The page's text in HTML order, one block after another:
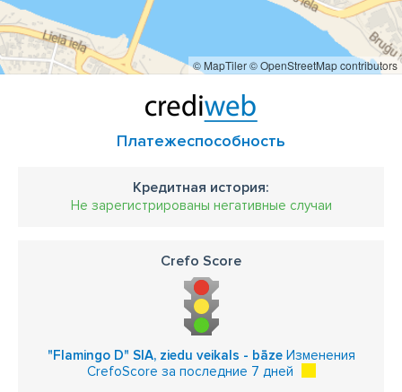
© MapTiler© OpenStreetMap contributors
Платежеспособность
Кредитная история:
Не зарегистрированы негативные случаи
Crefo Score
"Flamingo D" SIA, ziedu veikals - bāzeИзменения
CrefoScore за последние 7 дней